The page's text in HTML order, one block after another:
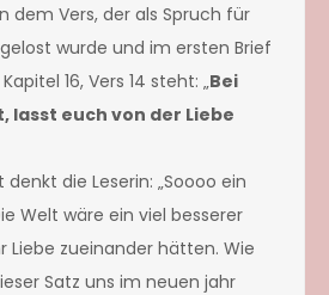
dem Vers, der als Spruch für
wurde und im ersten Brief
16, Vers 14 steht: „Bei
lasst euch von der Liebe
die Leserin: „Soooo ein
Welt wäre ein viel besserer
Liebe zueinander hätten. Wie
Satz uns im neuen jahr